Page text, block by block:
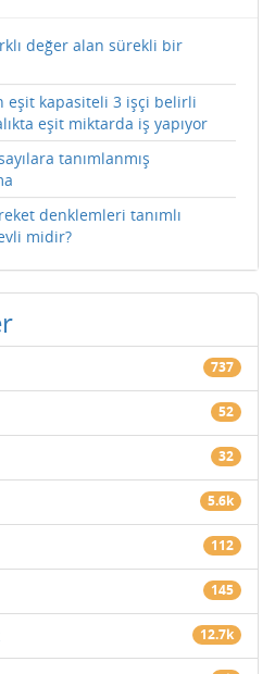
değer alan sürekli bir
eşit kapasiteli 3 işçi belirli
eşit miktarda iş yapıyor
tanımlanmış
denklemleri tanımlı
midir?
737
52
32
5.6k
112
145
12.7k